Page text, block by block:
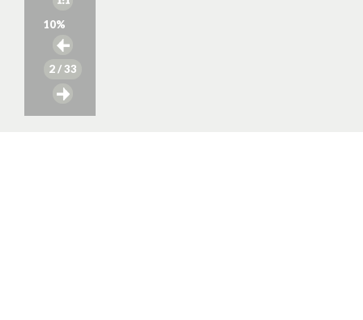
10%
2/ 33